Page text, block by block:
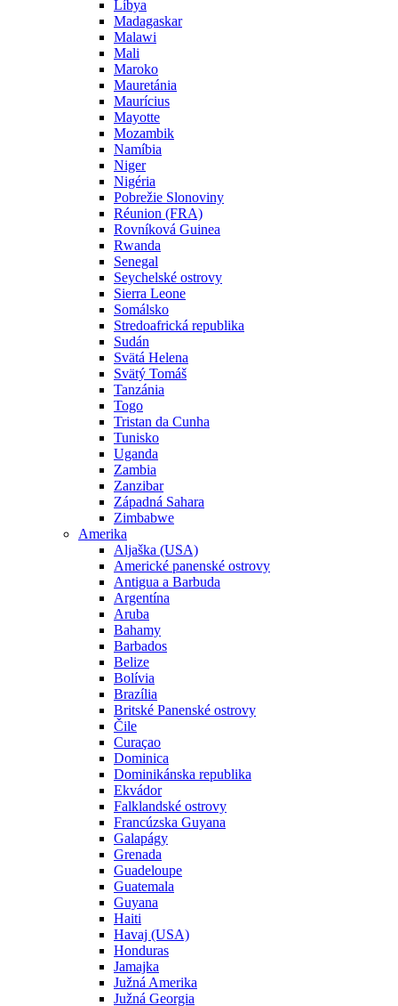
Líbya
Madagaskar
Malawi
Mali
Maroko
Mauretánia
Maurícius
Mayotte
Mozambik
Namíbia
Niger
Nigéria
Pobrežie Slonoviny
Réunion (FRA)
Rovníková Guinea
Rwanda
Senegal
Seychelské ostrovy
Sierra Leone
Somálsko
Stredoafrická republika
Sudán
Svätá Helena
Svätý Tomáš
Tanzánia
Togo
Tristan da Cunha
Tunisko
Uganda
Zambia
Zanzibar
Západná Sahara
Zimbabwe
Amerika
Aljaška (USA)
Americké panenské ostrovy
Antigua a Barbuda
Argentína
Aruba
Bahamy
Barbados
Belize
Bolívia
Brazília
Britské Panenské ostrovy
Čile
Curaçao
Dominica
Dominikánska republika
Ekvádor
Falklandské ostrovy
Francúzska Guyana
Galapágy
Grenada
Guadeloupe
Guatemala
Guyana
Haiti
Havaj (USA)
Honduras
Jamajka
Južná Amerika
Južná Georgia